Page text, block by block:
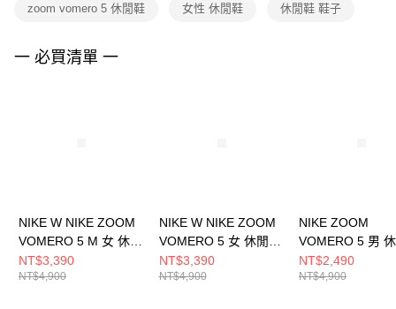
３．未成年的使用者請事先徵得法定代理人或監護人之同意方可使用
４．使用「AFTEE先享後付」時，將依據個別帳號之用戶狀況，依本公司即
zoom vomero 5 休閒鞋 女性 休閒鞋 休閒鞋 鞋子
一 必買清單 一
NIKE W NIKE ZOOM
VOMERO 5 M 女 休閒
鞋 IB7253500
NT$3,390
NT$4,900
NIKE W NIKE ZOOM
VOMERO 5 女 休閒鞋
IB8929003
NT$3,390
NT$4,900
NIKE ZOOM
VOMERO 5 男
HQ3643019
NT$2,490
NT$4,900